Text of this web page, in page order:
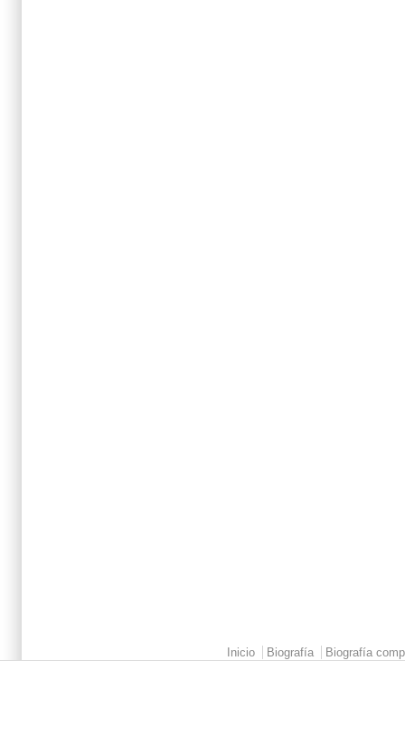
Inicio Biografía Biografía